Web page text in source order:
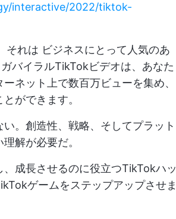
interactive/2022/tiktok-
それは ビジネスにとって人気のあ
バイラルTikTokビデオは、あなた
ネット上で数百万ビューを集め、
ができます。
。創造性、戦略、そしてプラット
解が必要だ。
成長させるのに役立つTikTokハッ
ゲームをステップアップさせま